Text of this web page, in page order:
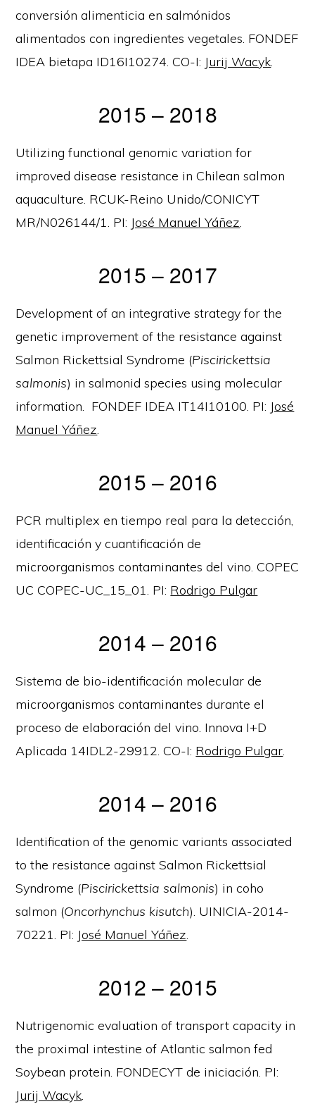
conversión alimenticia en salmónidos
alimentados con ingredientes vegetales. FONDEF
IDEA bietapa ID16I10274. CO-I: Jurij Wacyk.
2015 – 2018
Utilizing functional genomic variation for
improved disease resistance in Chilean salmon
aquaculture. RCUK-Reino Unido/CONICYT
MR/N026144/1. PI: José Manuel Yáñez.
2015 – 2017
Development of an integrative strategy for the
genetic improvement of the resistance against
Salmon Rickettsial Syndrome (Piscirickettsia
salmonis) in salmonid species using molecular
information. FONDEF IDEA IT14I10100. PI: José
Manuel Yáñez.
2015 – 2016
PCR multiplex en tiempo real para la detección,
identificación y cuantificación de
microorganismos contaminantes del vino. COPEC
UC COPEC-UC_15_01. PI: Rodrigo Pulgar
2014 – 2016
Sistema de bio-identificación molecular de
microorganismos contaminantes durante el
proceso de elaboración del vino. Innova I+D
Aplicada 14IDL2-29912. CO-I: Rodrigo Pulgar.
2014 – 2016
Identification of the genomic variants associated
to the resistance against Salmon Rickettsial
Syndrome (Piscirickettsia salmonis) in coho
salmon (Oncorhynchus kisutch). UINICIA-2014-
70221. PI: José Manuel Yáñez.
2012 – 2015
Nutrigenomic evaluation of transport capacity in
the proximal intestine of Atlantic salmon fed
Soybean protein. FONDECYT de iniciación. PI:
Jurij Wacyk.